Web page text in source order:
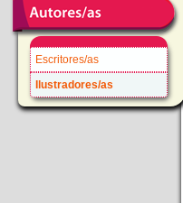
Escritores/as
Ilustradores/as